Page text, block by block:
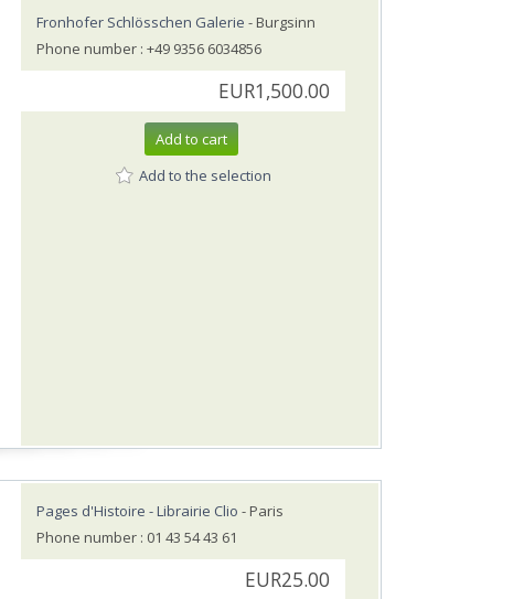
Fronhofer Schlösschen Galerie - Burgsinn
Phone number : +49 9356 6034856
EUR1,500.00
Add to cart
Add to the selection
Pages d'Histoire - Librairie Clio - Paris
Phone number : 01 43 54 43 61
EUR25.00